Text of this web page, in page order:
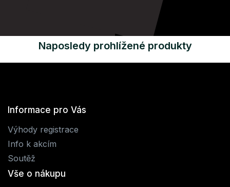
Naposledy prohlížené produkty
Informace pro Vás
Výhody registrace
Info k akcím
Soutěž
Vše o nákupu